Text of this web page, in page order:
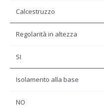
Calcestruzzo
Regolarità in altezza
SI
Isolamento alla base
NO